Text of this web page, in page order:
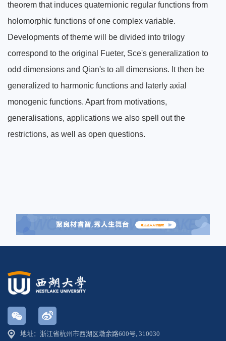
theorem that induces quaternionic regular functions from
holomorphic functions of one complex variable.
Developments of theme will be divided into trilogy
correspond to the original Fueter, Sce's generalization to
odd dimensions and Qian's to all dimensions. It then be
generalized to harmonic functions and laterly axial
monogenic functions. Apart from motivations,
generalisations, applications we also spell out the
restrictions, as well as open questions.
地址：浙江省杭州市西湖区墩余路600号, 310030